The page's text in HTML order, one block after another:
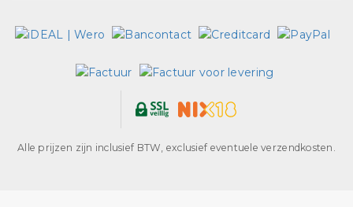
Alle prijzen zijn inclusief BTW, exclusief eventuele verzendkosten.